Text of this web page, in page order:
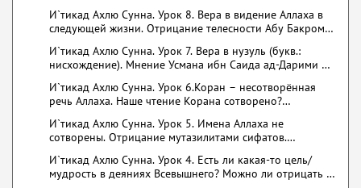
И`тикад Ахлю Сунна. Урок 8. Вера в видение Аллаха в
следующей жизни. Отрицание телесности Абу Бакром
ибн Саида ад-Дарими. Иман – это слова, дела и
познание
И`тикад Ахлю Сунна. Урок 7. Вера в нузуль (букв.:
нисхождение). Мнение Усмана ибн Саида ад-Дарими о
физическим движением?
И`тикад Ахлю Сунна. Урок 6.Коран – несотворённая
речь Аллаха. Наше чтение Корана сотворено?
И`тикад Ахлю Сунна. Урок 5. Имена Аллаха не
сотворены. Отрицание мутазилитами сифатов.
И`тикад Ахлю Сунна. Урок 4. Есть ли какая-то цель/
мудрость в деяниях Всевышнего? Можно ли отрицать в